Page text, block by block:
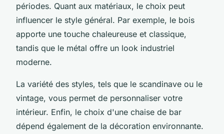
périodes. Quant aux matériaux, le choix peut
influencer le style général. Par exemple, le bois
apporte une touche chaleureuse et classique,
tandis que le métal offre un look industriel
moderne.
La variété des styles, tels que le scandinave ou le
vintage, vous permet de personnaliser votre
intérieur. Enfin, le choix d'une chaise de bar
dépend également de la décoration environnante.